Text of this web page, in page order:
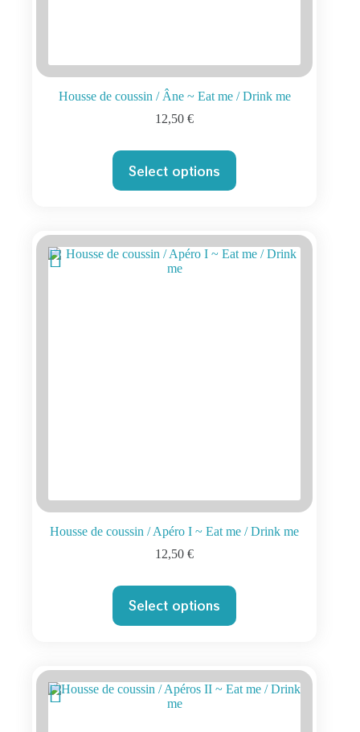
Housse de coussin / Âne ~ Eat me / Drink me
12,50€
Select options
Housse de coussin / Apéro I ~ Eat me / Drink me
12,50€
Select options